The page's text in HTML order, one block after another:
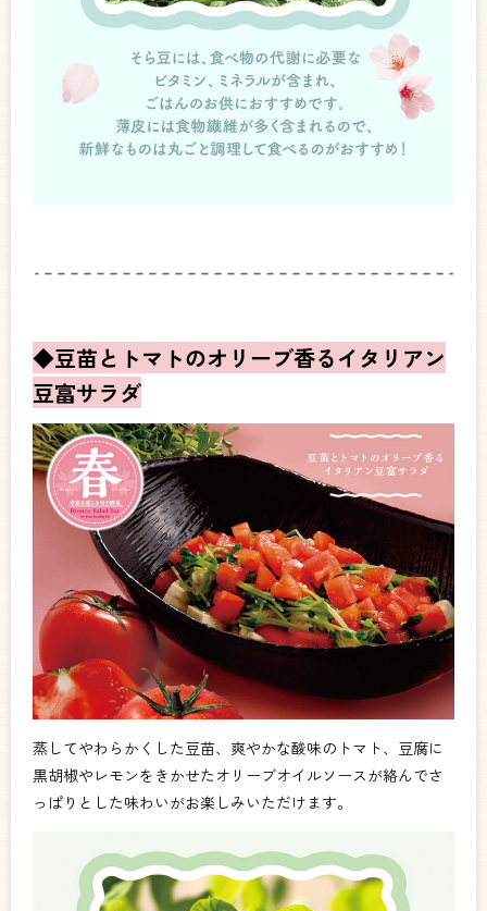
◆豆苗とトマトのオリーブ香るイタリアン
豆富サラダ
蒸してやわらかくした豆苗、爽やかな酸味のトマト、豆腐に
黒胡椒やレモンをきかせたオリーブオイルソースが絡んでさ
っぱりとした味わいがお楽しみいただけます。